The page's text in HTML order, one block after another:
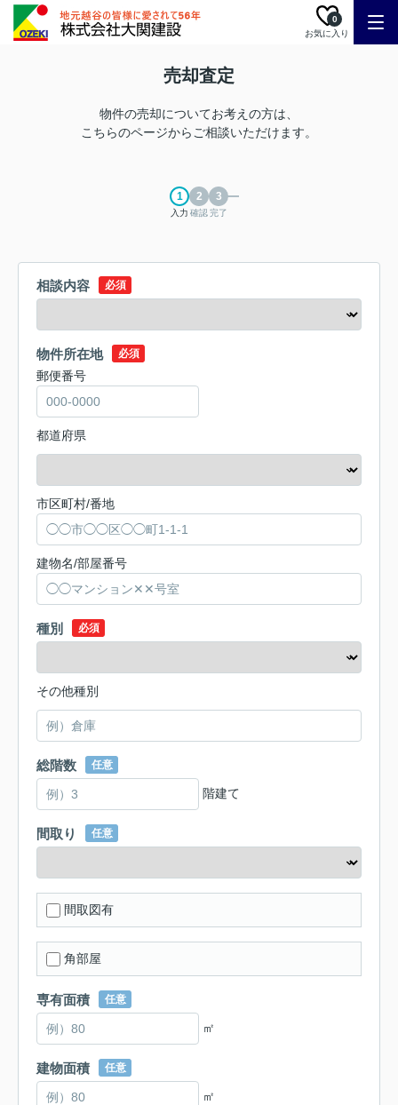
お気に入り
0
売却査定
物件の売却についてお考えの方は、
こちらのページからご相談いただけます。
入力 確認完了
相談内容 必須
物件所在地 必須
郵便番号
都道府県
市区町村/番地
建物名/部屋番号
種別 必須
その他種別
総階数 任意
階建て
間取り 任意
間取図有
角部屋
専有面積 任意
㎡
建物面積 任意
㎡